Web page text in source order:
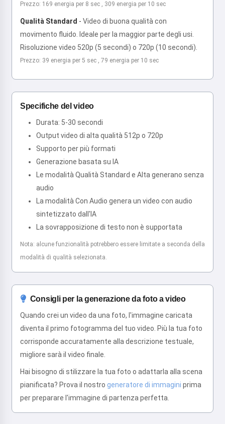
Prezzo: 169 energia per 8 sec , 309 energia per 10 sec
Qualità Standard - Video di buona qualità con
movimento fluido. Ideale per la maggior parte degli usi.
Risoluzione video 520p (5 secondi) o 720p (10 secondi).
Prezzo: 39 energia per 5 sec , 79 energia per 10 sec
Specifiche del video
Durata: 5-30 secondi
Output video di alta qualità 512p o 720p
Supporto per più formati
Generazione basata su IA
Le modalità Qualità Standard e Alta generano senza
audio
La modalità Con Audio genera un video con audio
sintetizzato dall'IA
La sovrapposizione di testo non è supportata
Nota: alcune funzionalità potrebbero essere limitate a seconda della
modalità di qualità selezionata.
Consigli per la generazione da foto a video
Quando crei un video da una foto, l'immagine caricata
diventa il primo fotogramma del tuo video. Più la tua foto
corrisponde accuratamente alla descrizione testuale,
migliore sarà il video finale.
Hai bisogno di stilizzare la tua foto o adattarla alla scena
pianificata? Prova il nostro generatore di immagini prima
per preparare l'immagine di partenza perfetta.